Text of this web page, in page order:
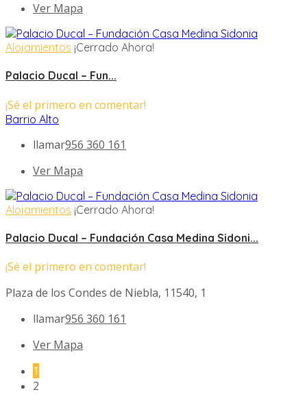
Ver Mapa
Alojamientos ¡Cerrado Ahora!
Palacio Ducal – Fun...
¡Sé el primero en comentar!
Barrio Alto
llamar956 360 161
Ver Mapa
Alojamientos ¡Cerrado Ahora!
Palacio Ducal – Fundación Casa Medina Sidoni...
¡Sé el primero en comentar!
Plaza de los Condes de Niebla, 11540, 1
llamar956 360 161
Ver Mapa
1
2